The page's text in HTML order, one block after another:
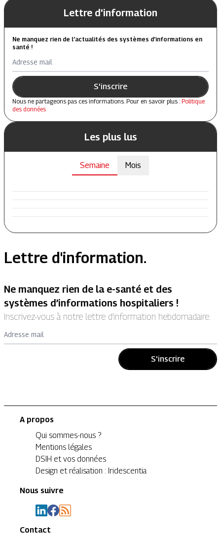
Lettre d'information
Ne manquez rien de l’actualités des systèmes d’informations en
santé !
Adresse mail
S'inscrire
Nous ne partageons pas ces informations. Pour en savoir plus : Politique
des données
Les plus lus
Semaine Mois
Lettre d'information.
Ne manquez rien de la e-santé et des
systèmes d’informations hospitaliers !
Inscrivez-vous à notre lettre d’information hebdomadaire.
Adresse mail
S'inscrire
A propos
Qui sommes-nous ?
Mentions légales
DSIH et vos données
Design et réalisation : Iridescentia
Nous suivre
Contact